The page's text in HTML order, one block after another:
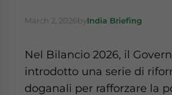
March 2, 2026byIndia Briefing
Nel Bilancio 2026, il
introdotto una serie di
doganali per rafforzare la
Yes, I have read thePrivacy Policy
for Asia!
- case sensitive